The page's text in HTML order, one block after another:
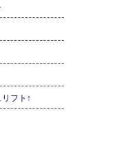
フト↑